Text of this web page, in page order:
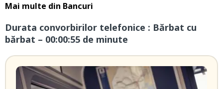
Mai multe din Bancuri
Durata convorbirilor telefonice : Bărbat cu
bărbat – 00:00:55 de minute